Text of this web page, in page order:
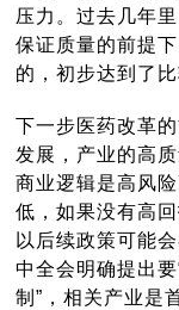
压力。过去几年
保证质量的前提
的，初步达到了比
下一步医药改革
发展，产业的高
商业逻辑是高风
低，如果没有高
以后续政策可能
中全会明确提出
制”，相关产业是